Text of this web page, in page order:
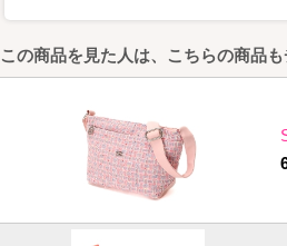
この商品を見た人は、こちらの商品も